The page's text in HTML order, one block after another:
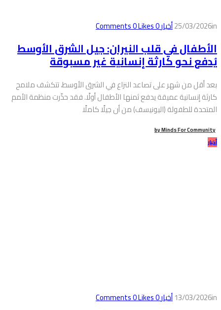
25/03/2026in أخبار0
Comments
0Likes
الأطفال في قلب النيران: جيل الشرق الأوسط
يُدفع نحو كارثة إنسانية غير مسبوقة
بعد أقل من شهر على تصاعد النزاع في الشرق الأوسط، تتكشف ملامح
كارثة إنسانية عميقة يدفع ثمنها الأطفال أولًا. فقد حذّرت منظمة الأمم
المتحدة للطفولة (اليونيسف) من أن جيلًا كاملًا
byMinds For Community
أخبار
13/03/2026in أخبار0
Comments
0Likes